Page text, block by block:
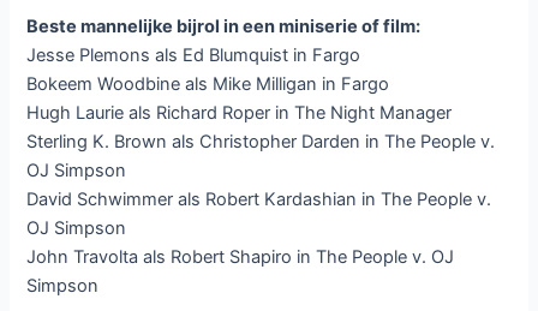
Beste mannelijke bijrol in een miniserie of film:
Jesse Plemons als Ed Blumquist in Fargo
Bokeem Woodbine als Mike Milligan in Fargo
Hugh Laurie als Richard Roper in The Night Manager
Sterling K. Brown als Christopher Darden in The People v.
OJ Simpson
David Schwimmer als Robert Kardashian in The People v.
OJ Simpson
John Travolta als Robert Shapiro in The People v. OJ
Simpson